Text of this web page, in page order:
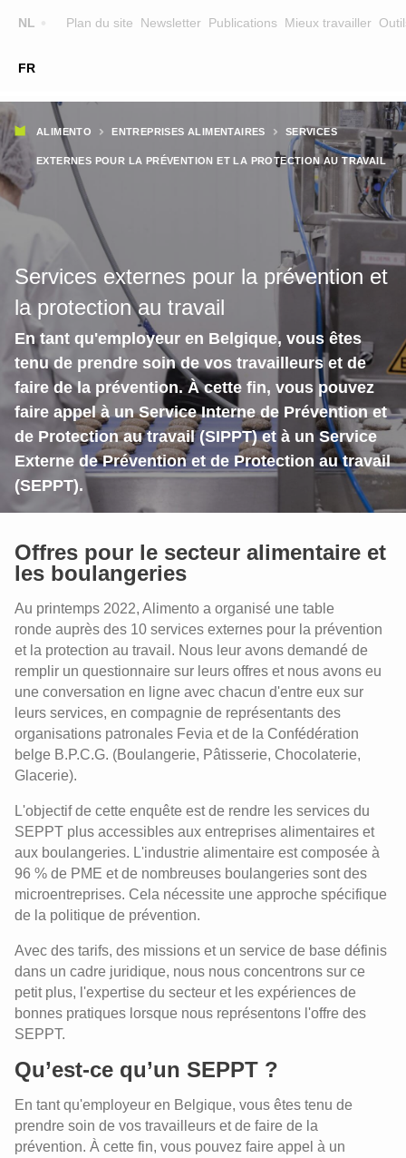
NL
FR
Plan du site Newsletter Publications Mieux travailler
Main
navigation
FORMATION
FORMATEURS
SUR ALIMENTO
Fil
d'Ariane
ALIMENTO ENTREPRISES ALIMENTAIRES SERVICES
EXTERNES POUR LA PRÉVENTION ET LA PROTECTION AU TRAVAIL
Services externes pour la prévention et
la protection au travail
En tant qu'employeur en Belgique, vous êtes
tenu de prendre soin de vos travailleurs et de
faire de la prévention. À cette fin, vous pouvez
faire appel à un Service Interne de Prévention et
de Protection au travail (SIPPT) et à un Service
Externe de Prévention et de Protection au travail
(SEPPT).
Offres pour le secteur alimentaire et
les boulangeries
Au printemps 2022, Alimento a organisé une table
ronde auprès des 10 services externes pour la prévention
et la protection au travail. Nous leur avons demandé de
remplir un questionnaire sur leurs offres et nous avons eu
une conversation en ligne avec chacun d'entre eux sur
leurs services, en compagnie de représentants des
organisations patronales Fevia et de la Confédération
belge B.P.C.G. (Boulangerie, Pâtisserie, Chocolaterie,
Glacerie).
L'objectif de cette enquête est de rendre les services du
SEPPT plus accessibles aux entreprises alimentaires et
aux boulangeries. L'industrie alimentaire est composée à
96 % de PME et de nombreuses boulangeries sont des
microentreprises. Cela nécessite une approche spécifique
de la politique de prévention.
Avec des tarifs, des missions et un service de base définis
dans un cadre juridique, nous nous concentrons sur ce
petit plus, l'expertise du secteur et les expériences de
bonnes pratiques lorsque nous représentons l'offre des
SEPPT.
Qu’est-ce qu’un SEPPT ?
En tant qu'employeur en Belgique, vous êtes tenu de
prendre soin de vos travailleurs et de faire de la
prévention. À cette fin, vous pouvez faire appel à un